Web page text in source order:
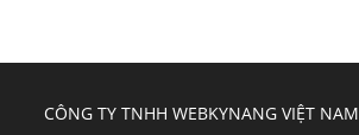
CÔNG TY TNHH WEBKYNANG VIỆT NAM